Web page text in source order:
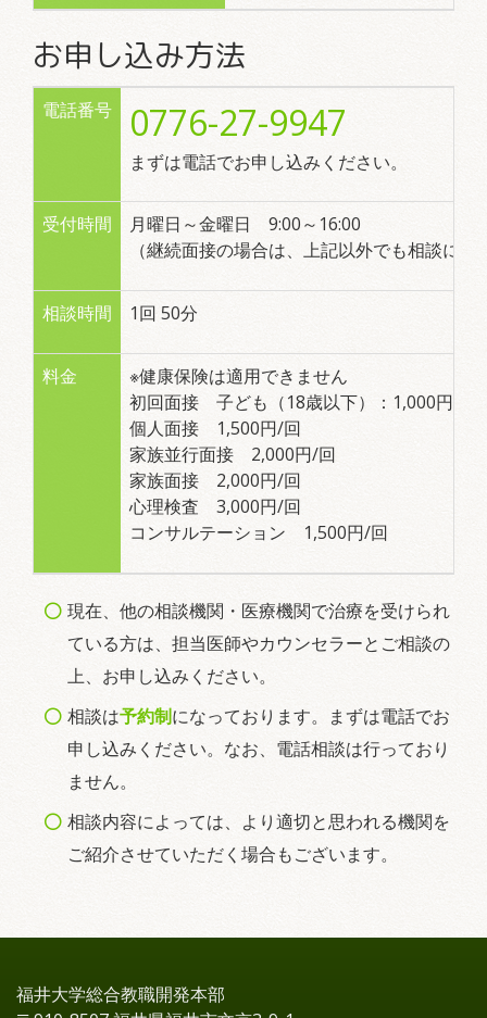
お申し込み方法
電話番号 0776-27-9947
まずは電話でお申し込みください。
受付時間
月曜日～金曜日 9:00～16:00
（継続面接の場合は、上記以外でも相談に応
相談時間 1回 50分
料金
※健康保険は適用できません
初回面接 子ども（18歳以下）：1,000円/回
個人面接 1,500円/回
家族並行面接 2,000円/回
家族面接 2,000円/回
心理検査 3,000円/回
コンサルテーション 1,500円/回
現在、他の相談機関・医療機関で治療を受けられ
ている方は、担当医師やカウンセラーとご相談の
上、お申し込みください。
相談は予約制になっております。まずは電話でお
申し込みください。なお、電話相談は行っており
ません。
相談内容によっては、より適切と思われる機関を
ご紹介させていただく場合もございます。
福井大学総合教職開発本部